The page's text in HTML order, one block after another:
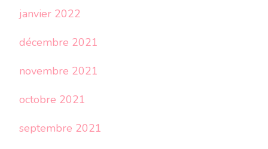
janvier 2022
décembre 2021
novembre 2021
octobre 2021
septembre 2021